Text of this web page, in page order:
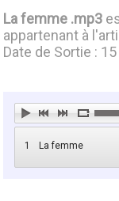
La femme .mp3
appartenant à
Date de Sortie :
1 La femme